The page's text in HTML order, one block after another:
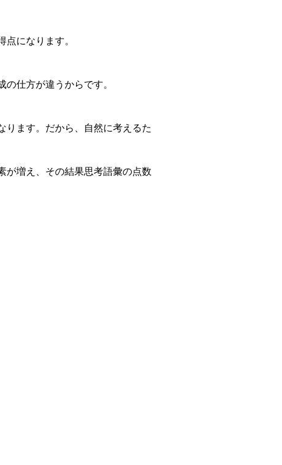
になります。
仕方が違うからです。
ます。だから、自然に考えるた
増え、その結果思考語彙の点数